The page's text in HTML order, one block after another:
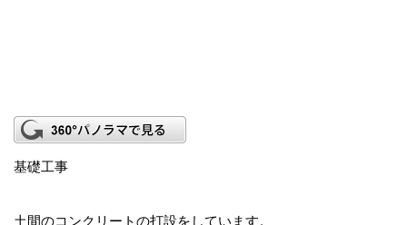
基礎工事
土間のコンクリートの打設をしています。